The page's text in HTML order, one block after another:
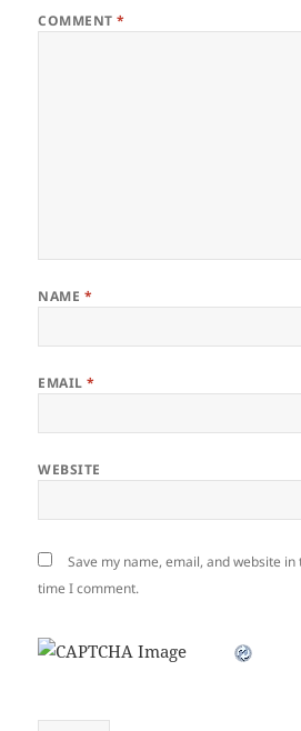
COMMENT*
NAME *
EMAIL*
WEBSITE
Save my name, email, and website
time I comment.